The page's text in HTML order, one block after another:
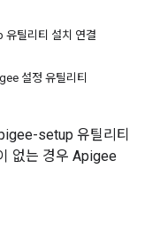
틸리티 설치 연결
설정 유틸리티
setup 유틸리티
없는 경우 Apigee